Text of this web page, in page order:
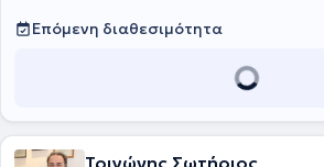
Επόμενη διαθεσιμότητα
Τριγώνης Σωτήριος